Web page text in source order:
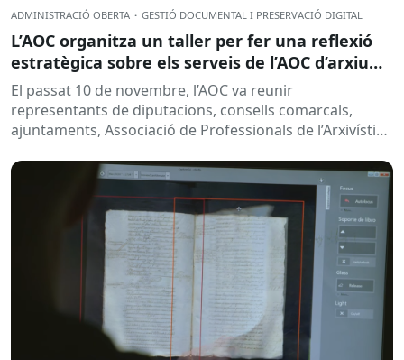
ADMINISTRACIÓ OBERTA · GESTIÓ DOCUMENTAL I PRESERVACIÓ DIGITAL
L’AOC organitza un taller per fer una reflexió
estratègica sobre els serveis de l’AOC d’arxiu
d’expedients electrònics
El passat 10 de novembre, l’AOC va reunir
representants de diputacions, consells comarcals,
ajuntaments, Associació de Professionals de l’Arxivística